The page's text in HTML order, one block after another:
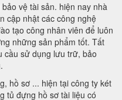
vệ tài sản. hiện nay nhà
cập nhật các công nghệ
tạo công nhân viên để luôn
những sản phẩm tốt. Tất
cầu sử dụng lưu trữ, bảo
hồ sơ ... hiện tại công ty két
tủ đựng hồ sơ tài liệu có